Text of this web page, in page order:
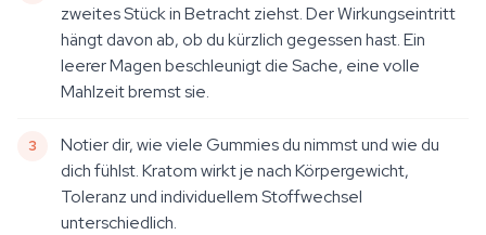
zweites Stück in Betracht ziehst. Der Wirkungseintritt
hängt davon ab, ob du kürzlich gegessen hast. Ein
leerer Magen beschleunigt die Sache, eine volle
Mahlzeit bremst sie.
Notier dir, wie viele Gummies du nimmst und wie du
dich fühlst. Kratom wirkt je nach Körpergewicht,
Toleranz und individuellem Stoffwechsel
unterschiedlich.